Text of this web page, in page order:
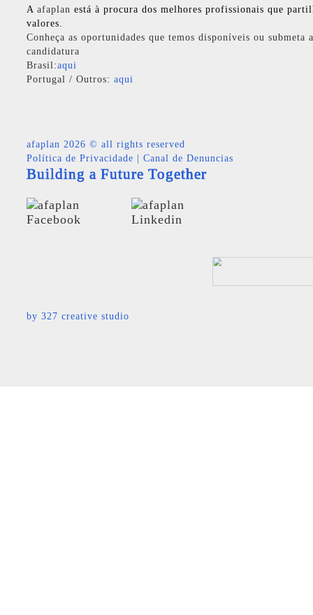
A afaplan está à procura dos melhores profissionais que
valores.
Conheça as oportunidades que temos disponíveis ou submeta
candidatura
Brasil:aqui
Portugal / Outros: aqui
afaplan 2026 © all rights reserved
Política de Privacidade
Canal de Denuncias
Building a Future Together
by 327 creative studio